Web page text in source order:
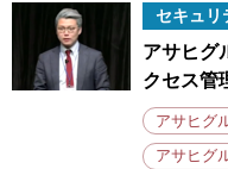
セキュリ
アサヒグ
クセス管
アサヒグ
アサヒグ